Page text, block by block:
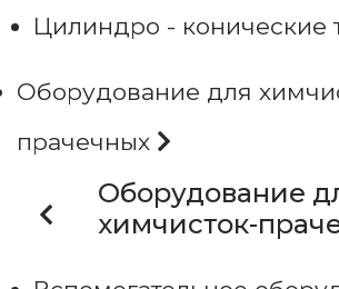
Цилиндро - конические
Оборудование для
прачечных
Оборудование
химчисток-